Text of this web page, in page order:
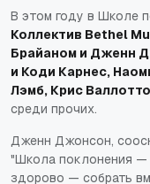
В этом году в Школе
Коллектив Bethel
Брайаном и Дженн
и Коди Карнес,
Лэмб, Крис
среди прочих.
Дженн Джонсон,
"Школа поклонения —
здорово — собрать